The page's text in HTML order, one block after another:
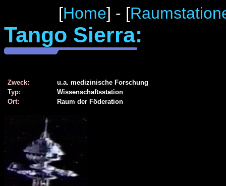
[Home] - [
Tango Sierra:
Zweck:
u.a. medizinische Forschung
Typ:
Wissenschaftsstation
Ort:
Raum der Föderation